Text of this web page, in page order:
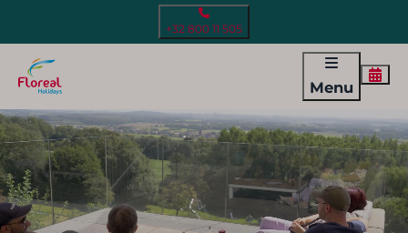
+32 800 11 505
Menu